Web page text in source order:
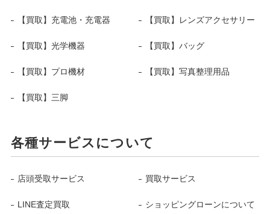
【買取】充電池・充電器 【買取】レンズアクセサリー
【買取】光学機器 【買取】バッグ
【買取】プロ機材 【買取】写真整理用品
【買取】三脚
各種サービスについて
店頭受取サービス 買取サービス
LINE査定買取 ショッピングローンについて